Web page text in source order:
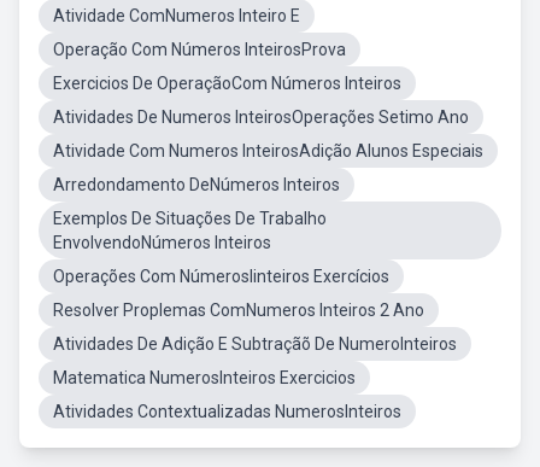
Atividade ComNumeros Inteiro E
Operação Com Números InteirosProva
Exercicios De OperaçãoCom Números Inteiros
Atividades De Numeros InteirosOperações Setimo Ano
Atividade Com Numeros InteirosAdição Alunos Especiais
Arredondamento DeNúmeros Inteiros
Exemplos De Situações De Trabalho
EnvolvendoNúmeros Inteiros
Operações Com NúmerosIinteiros Exercícios
Resolver Proplemas ComNumeros Inteiros 2 Ano
Atividades De Adição E Subtraçãõ De NumeroInteiros
Matematica NumerosInteiros Exercicios
Atividades Contextualizadas NumerosInteiros